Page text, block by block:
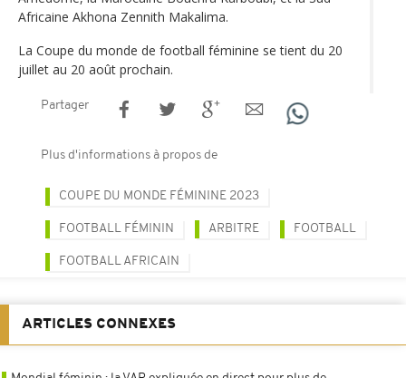
Africaine Akhona Zennith Makalima.
La Coupe du monde de football féminine se tient du 20
juillet au 20 août prochain.
Partager
Plus d'informations à propos de
COUPE DU MONDE FÉMININE 2023
FOOTBALL FÉMININ ARBITRE FOOTBALL
FOOTBALL AFRICAIN
ARTICLES CONNEXES